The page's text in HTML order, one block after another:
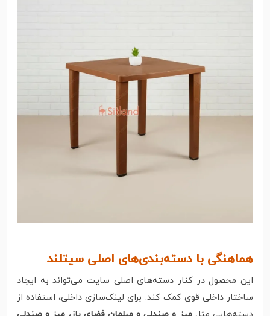
هماهنگی با دسته‌بندی‌های اصلی سیتلند
این محصول در کنار دسته‌های اصلی سایت می‌تواند به ایجاد
ساختار داخلی قوی کمک کند. برای لینک‌سازی داخلی، استفاده از